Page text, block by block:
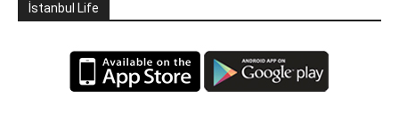
İstanbul Life